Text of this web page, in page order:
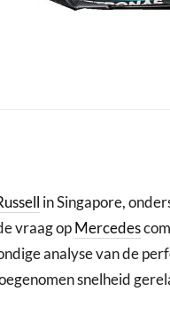
in Singapore,
vraag opMercedes
analyse van de
snelheid